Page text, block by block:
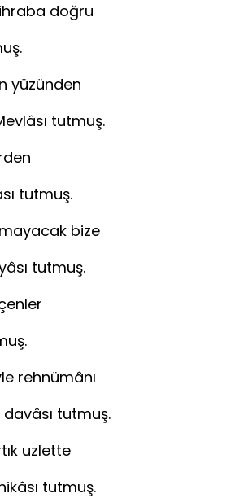
doğru
tutmuş.
yüzünden
Mevlâsı tutmuş.
duası tutmuş.
bize
rüyâsı tutmuş.
tutmuş.
rehnümânı
davâsı tutmuş.
uzlette
i inikâsı tutmuş.